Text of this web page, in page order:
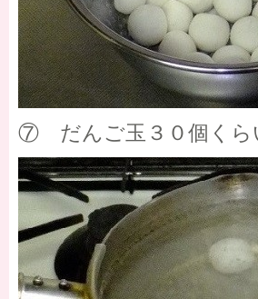
⑦ だんご玉３０個くら